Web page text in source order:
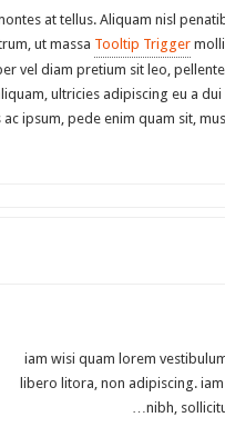
at tellus. Aliquam nisl
ut massa Tooltip Trigger
vel diam pretium sit leo,
ultricies adipiscing eu a
ac ipsum, pede enim quam sit,
iam wisi quam lorem
libero litora, non adipiscing.
nibh,